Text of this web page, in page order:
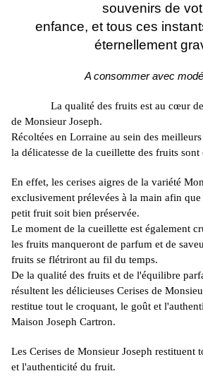
souvenirs de
enfance, et tous ces
éternellement
A consommer avec
La qualité des fruits est au cœur de
de Monsieur Joseph.
Récoltées en Lorraine au sein des
la délicatesse de la cueillette des fruits sont
En effet, les cerises aigres de la variété
exclusivement prélevées à la main afin que
petit fruit soit bien préservée.
Le moment de la cueillette est également
les fruits manqueront de parfum et de
fruits se flétriront au fil du temps.
De la qualité des fruits et de l'équilibre
résultent les délicieuses Cerises de
restitue tout le croquant, le goût et
Maison Joseph Cartron.
Les Cerises de Monsieur Joseph restituent
et l'authenticité du fruit.